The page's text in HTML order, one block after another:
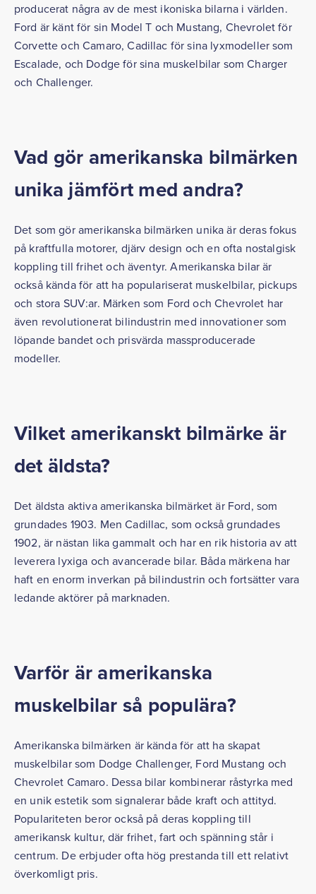
producerat några av de mest ikoniska bilarna i världen.
Ford är känt för sin Model T och Mustang, Chevrolet för
Corvette och Camaro, Cadillac för sina lyxmodeller som
Escalade, och Dodge för sina muskelbilar som Charger
och Challenger.
Vad gör amerikanska bilmärken
unika jämfört med andra?
Det som gör amerikanska bilmärken unika är deras fokus
på kraftfulla motorer, djärv design och en ofta nostalgisk
koppling till frihet och äventyr. Amerikanska bilar är
också kända för att ha populariserat muskelbilar, pickups
och stora SUV:ar. Märken som Ford och Chevrolet har
även revolutionerat bilindustrin med innovationer som
löpande bandet och prisvärda massproducerade
modeller.
Vilket amerikanskt bilmärke är
det äldsta?
Det äldsta aktiva amerikanska bilmärket är Ford, som
grundades 1903. Men Cadillac, som också grundades
1902, är nästan lika gammalt och har en rik historia av att
leverera lyxiga och avancerade bilar. Båda märkena har
haft en enorm inverkan på bilindustrin och fortsätter vara
ledande aktörer på marknaden.
Varför är amerikanska
muskelbilar så populära?
Amerikanska bilmärken är kända för att ha skapat
muskelbilar som Dodge Challenger, Ford Mustang och
Chevrolet Camaro. Dessa bilar kombinerar råstyrka med
en unik estetik som signalerar både kraft och attityd.
Populariteten beror också på deras koppling till
amerikansk kultur, där frihet, fart och spänning står i
centrum. De erbjuder ofta hög prestanda till ett relativt
överkomligt pris.